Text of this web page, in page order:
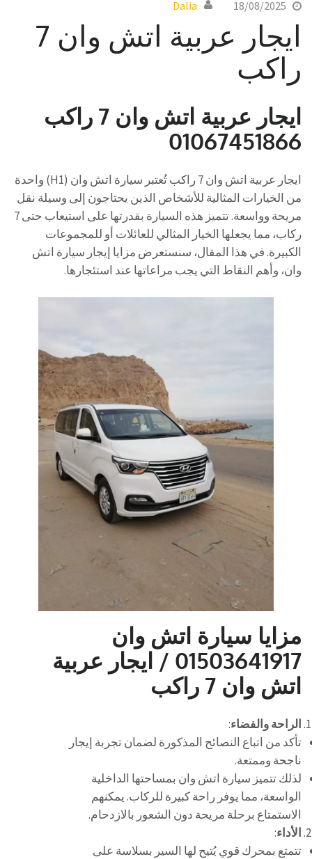
18/08/2025
Dalia
ايجار عربية اتش وان 7
راكب
ايجار عربية اتش وان 7 راكب
01067451866
ايجار عربية اتش وان 7 راكب تُعتبر سيارة اتش وان (H1) واحدة
من الخيارات المثالية للأشخاص الذين يحتاجون إلى وسيلة نقل
مريحة وواسعة. تتميز هذه السيارة بقدرتها على استيعاب حتى 7
ركاب، مما يجعلها الخيار المثالي للعائلات أو للمجموعات
الكبيرة. في هذا المقال، سنستعرض مزايا إيجار سيارة اتش
وان، وأهم النقاط التي يجب مراعاتها عند استئجارها.
مزايا سيارة اتش وان
01503641917 / ايجار عربية
اتش وان 7 راكب
الراحة والفضاء:
تأكد من اتباع النصائح المذكورة لضمان تجربة إيجار
ناجحة وممتعة.
لذلك تتميز سيارة اتش وان بمساحتها الداخلية
الواسعة، مما يوفر راحة كبيرة للركاب. يمكنهم
الاستمتاع برحلة مريحة دون الشعور بالازدحام.
الأداء:
تتمتع بمحرك قوي يُتيح لها السير بسلاسة على